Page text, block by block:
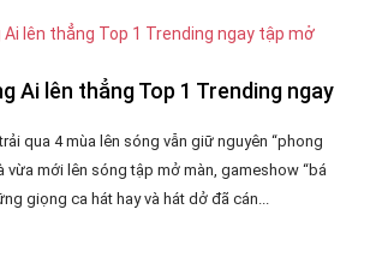
Ai lên thẳng Top 1 Trending ngay
qua 4 mùa lên sóng vẫn giữ nguyên “phong
vừa mới lên sóng tập mở màn, gameshow “bá
giọng ca hát hay và hát dở đã cán...